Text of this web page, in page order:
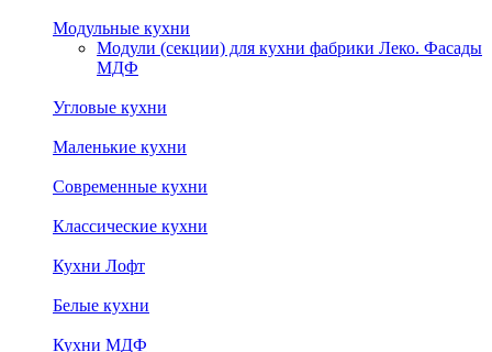
Модульные кухни
Модули (секции) для кухни фабрики Леко. Фасады
МДФ
Угловые кухни
Маленькие кухни
Современные кухни
Классические кухни
Кухни Лофт
Белые кухни
Кухни МДФ